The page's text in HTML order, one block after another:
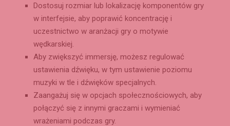
Dostosuj rozmiar lub lokalizację komponentów gry
w interfejsie, aby poprawić koncentrację i
uczestnictwo w aranżacji gry o motywie
wędkarskiej.
Aby zwiększyć immersję, możesz regulować
ustawienia dźwięku, w tym ustawienie poziomu
muzyki w tle i dźwięków specjalnych.
Zaangażuj się w opcjach społecznościowych, aby
połączyć się z innymi graczami i wymieniać
wrażeniami podczas gry.